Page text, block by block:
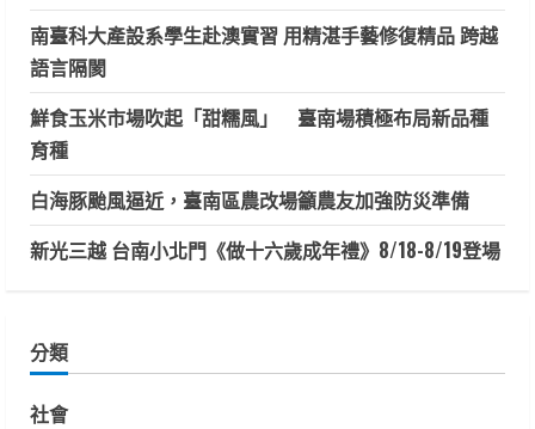
南臺科大產設系學生赴澳實習 用精湛手藝修復精品 跨越
語言隔閡
鮮食玉米市場吹起「甜糯風」 臺南場積極布局新品種
育種
白海豚颱風逼近，臺南區農改場籲農友加強防災準備
新光三越 台南小北門《做十六歲成年禮》8/18-8/19登場
分類
社會